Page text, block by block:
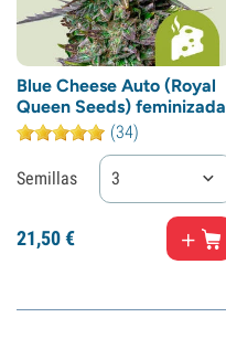
Blue Cheese Auto (Royal
Queen Seeds) feminizada
(34)
Semillas 3
21,50€